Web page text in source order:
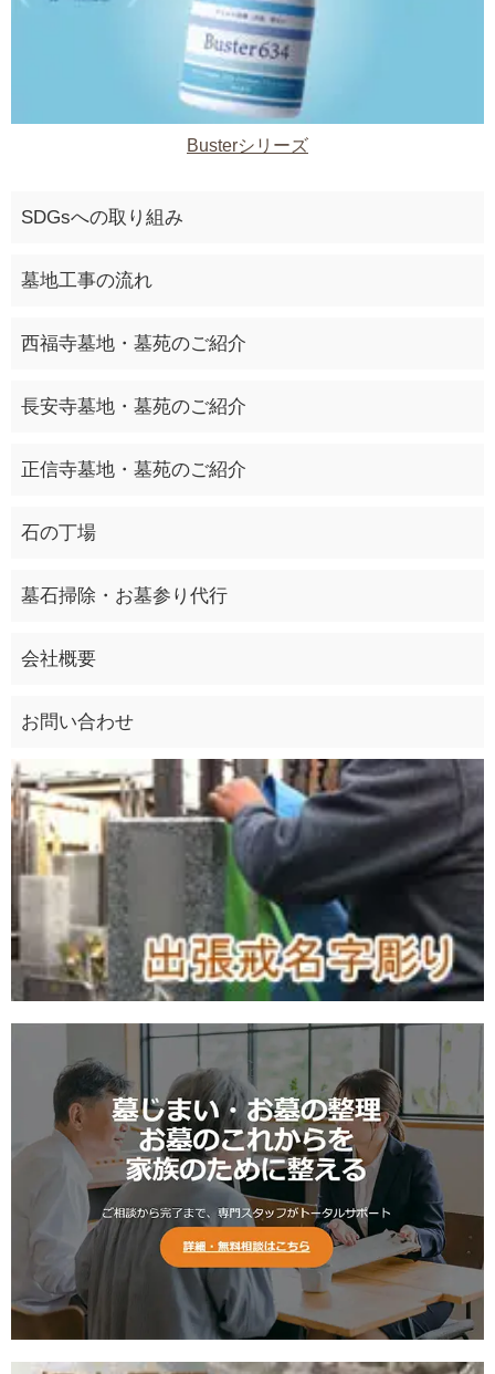
Busterシリーズ
SDGsへの取り組み
墓地工事の流れ
西福寺墓地・墓苑のご紹介
長安寺墓地・墓苑のご紹介
正信寺墓地・墓苑のご紹介
石の丁場
墓石掃除・お墓参り代行
会社概要
お問い合わせ